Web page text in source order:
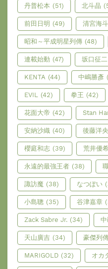
丹普松本 (51) 北斗晶
前田日明 (49) 清宮海斗
昭和～平成明星列傳 (48)
連載始動 (47) 坂口征二
KENTA (44) 中嶋勝彥
EVIL (42) 拳王 (42)
花面大帝 (42) Stan
安納沙織 (40) 後藤洋
櫻庭和志 (39) 荒井優
永遠的最強王者 (38)
諏訪魔 (38) なつぽい
小島聰 (35) 谷津嘉章
Zack Sabre Jr. (34)
天山廣吉 (34) 豪傑列
MARIGOLD (32) オカ